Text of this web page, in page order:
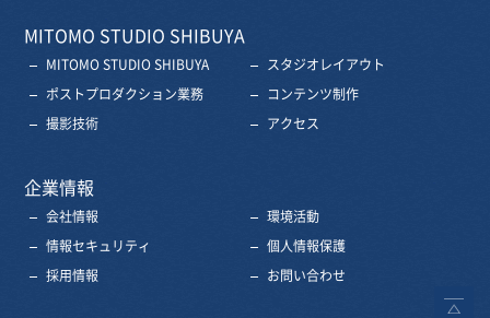
MITOMO STUDIO SHIBUYA
MITOMO STUDIO SHIBUYA
スタジオレイアウト
ポストプロダクション業務
コンテンツ制作
撮影技術
アクセス
企業情報
会社情報
環境活動
情報セキュリティ
個人情報保護
採用情報
お問い合わせ